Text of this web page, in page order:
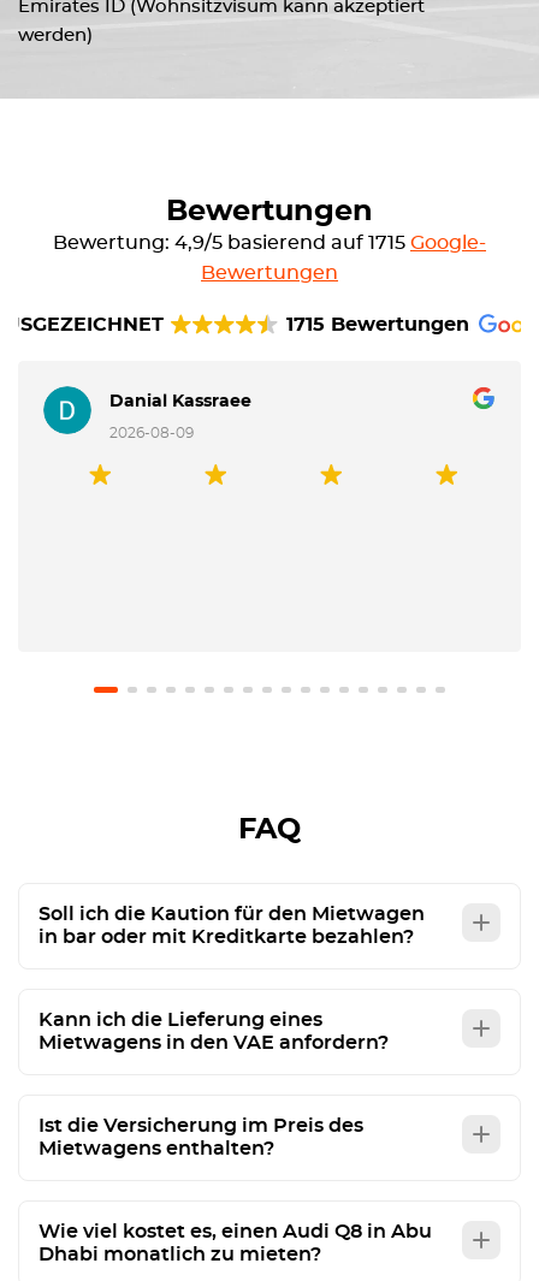
Emirates ID (Wohnsitzvisum kann akzeptiert
werden)
Bewertungen
Bewertung: 4,9/5 basierend auf 1715 Google-
Bewertungen
1715 Bewertungen
Danial Kassraee
2026-08-09
FAQ
Soll ich die Kaution für den Mietwagen
in bar oder mit Kreditkarte bezahlen?
Kann ich die Lieferung eines
Mietwagens in den VAE anfordern?
Ist die Versicherung im Preis des
Mietwagens enthalten?
Wie viel kostet es, einen Audi Q8 in Abu
Dhabi monatlich zu mieten?